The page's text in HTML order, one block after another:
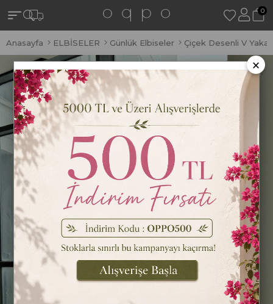
0
Anasayfa ELBİSELER Günlük Elbiseler Çiçek Desenli V
×